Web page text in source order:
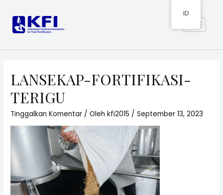
LANSEKAP-FORTIFIKASI-
TERIGU
Tinggalkan Komentar / Olehkfi2015 /September 13, 2023
ID